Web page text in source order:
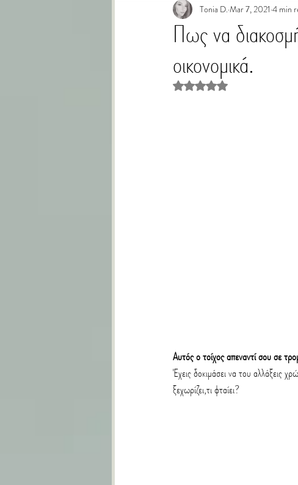
DECORATION
Πως να
οικονομικά.
Tonia D. Mar 7, 2021 4 min
Rated NaN out of 5 stars.
Αυτός ο τοίχος απεναντί σου σε
Έχεις δοκιμάσει να του αλλάξεις
ξεχωρίζει,τι φταίει?